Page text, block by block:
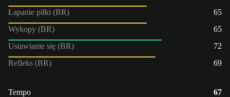
Łapanie piłki (BR)
65
Wykopy (BR)
65
Ustawianie się (BR)
72
Refleks (BR)
69
Tempo
67